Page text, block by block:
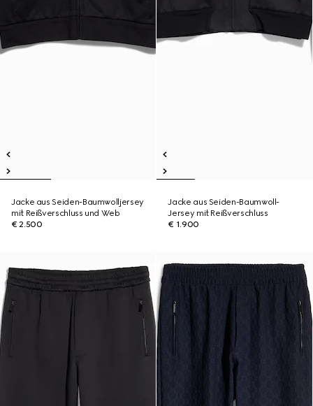
Jacke aus Seiden-Baumwolljersey
mit Reißverschluss und Web
€ 2.500
Jacke aus Seiden-Baumwoll-
Jersey mit Reißverschluss
€ 1.900